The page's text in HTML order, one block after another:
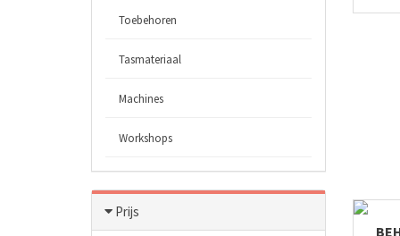
Toebehoren
Tasmateriaal
Machines
Workshops
Prijs